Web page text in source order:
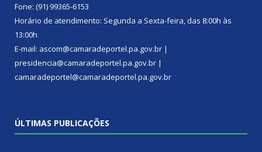
Fone: (91) 99365-6153
Horário de atendimento: Segunda a Sexta-feira, das 8:00h às
13:00h
E-mail: ascom@camaradeportel.pa.gov.br |
presidencia@camaradeportel.pa.gov.br |
camaradeportel@camaradeportel.pa.gov.br
ÚLTIMAS PUBLICAÇÕES